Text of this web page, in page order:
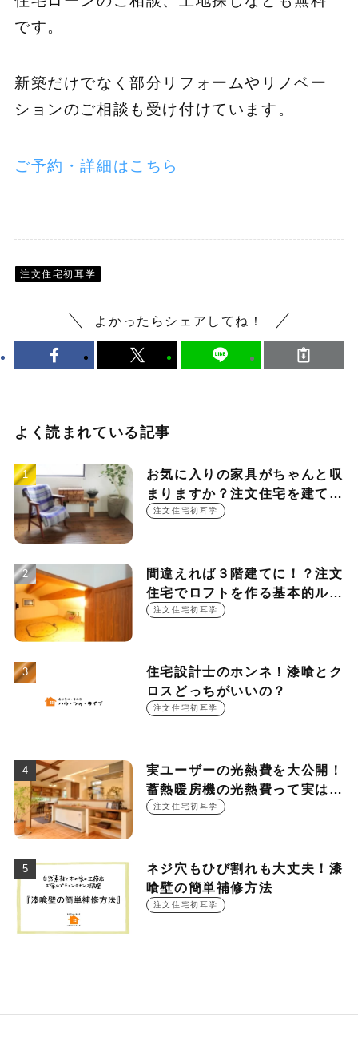
です。
新築だけでなく部分リフォームやリノベー
ションのご相談も受け付けています。
ご予約・詳細はこちら
注文住宅初耳学
よかったらシェアしてね！
よく読まれている記事
お気に入りの家具がちゃんと収
まりますか？注文住宅を建てる
時に押さえておきたい設計ポイ
注文住宅初耳学
間違えれば３階建てに！？注文
住宅でロフトを作る基本的ルー
ル注文住宅初耳学
住宅設計士のホンネ！漆喰とク
ロスどっちがいいの？
注文住宅初耳学
実ユーザーの光熱費を大公開！
蓄熱暖房機の光熱費って実は
○○○円！？
注文住宅初耳学
ネジ穴もひび割れも大丈夫！漆
喰壁の簡単補修方法
注文住宅初耳学